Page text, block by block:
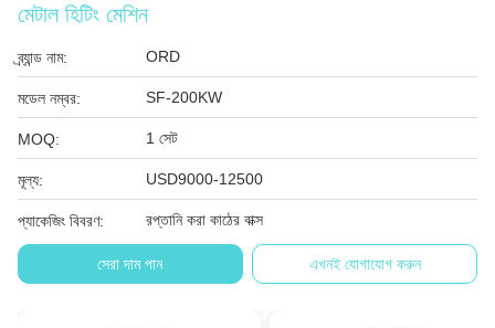
মেটাল হিটিং মেশিন
ব্র্যান্ড নাম: ORD
মডেল নম্বর: SF-200KW
MOQ: 1 সেট
মূল্য: USD9000-12500
প্যাকেজিং বিবরণ: রপ্তানি করা কাঠের বাক্স
সেরা দাম পান এখনই যোগাযোগ করুন